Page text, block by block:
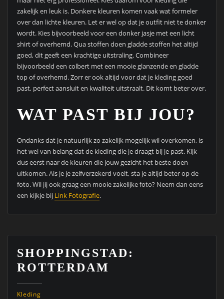
zakelijk en leuk is. Donkere kleuren komen vaak wat formeler
over dan lichte kleuren. Let er wel op dat je outfit niet te donker
wordt. Kies bijvoorbeeld voor een donker jasje met een licht
shirt of overhemd. Qua stoffen doen gladde stoffen het altijd
goed, dit geeft een krachtige uitstraling. Combineer
bijvoorbeeld een colbert met een mooie glanzende en gladde
top of overhemd. Zorr er ook altijd voor dat je kleding goed
past, perfect aansluit en kwaliteit uitstraalt. Dit komt beter over.
WAT PAST BIJ JOU?
Ondanks dat je natuurlijk zo zakelijk mogelijk wil overkomen, is
het wel van belang dat de kleding die je draagt bij je past. Kijk
dus eerst naar de kleuren die jouw gezicht het beste doen
uitkomen. Als je je zelfverzekerd voelt, sta je altijd beter op de
foto. Wil jij ook graag een mooie zakelijke foto? Neem dan eens
een kijkje bij Link Fotografie.
SHOPPINGSTAD:
ROTTERDAM
Kleding